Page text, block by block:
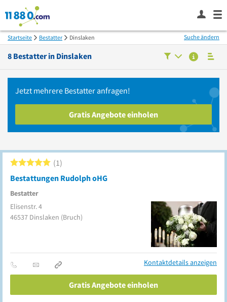
Startseite Bestatter Dinslaken
8 Bestatter in Dinslaken
Suche ändern
Jetzt mehrere Bestatter anfragen!
Gratis Angebote einholen
Bestattungen Rudolph oHG
Bestatter
1
Elisenstr. 4
46537 Dinslaken (Bruch)
Kontaktdetails anzeigen
Gratis Angebote einholen